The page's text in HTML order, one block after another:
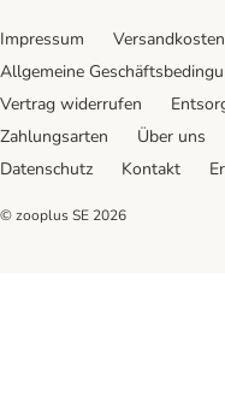
Impressum
Allgemeine
Vertrag widerrufen
Zahlungsarten
Über uns
Datenschutz
Kontakt
© zooplus SE 2026